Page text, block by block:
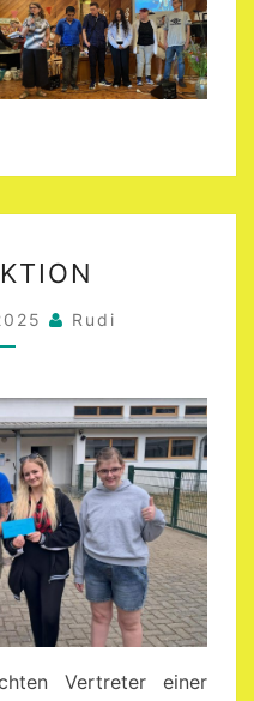
Rudi
Vertreter einer